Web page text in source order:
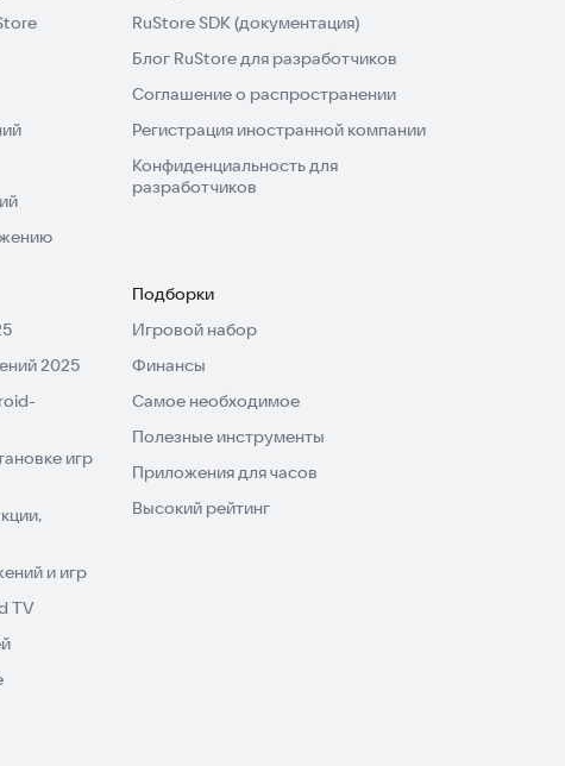
RuStore SDK (документация)
Блог RuStore для разработчиков
Соглашение о распространении
Регистрация иностранной компании
Конфиденциальность для
разработчиков
2025
игр
и игр
TV
Подборки
Игровой набор
Финансы
Самое необходимое
Полезные инструменты
Приложения для часов
Высокий рейтинг